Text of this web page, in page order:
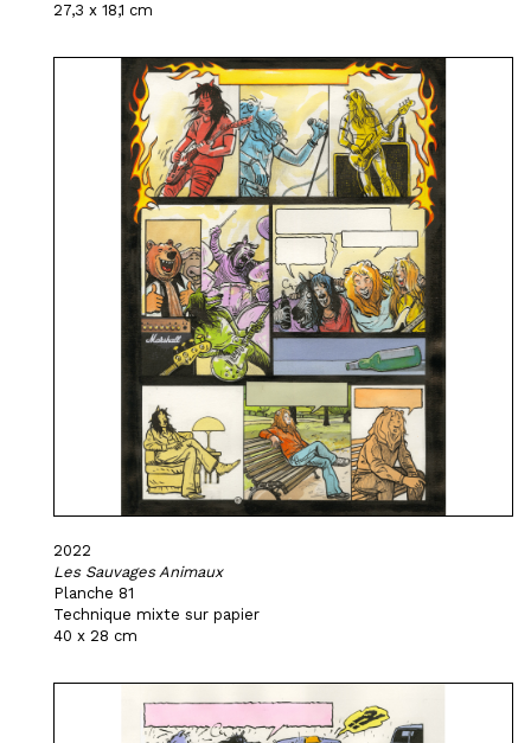
27,3 x 18,1 cm
2022
Les Sauvages Animaux
Planche 81
Technique mixte sur papier
40 x 28 cm